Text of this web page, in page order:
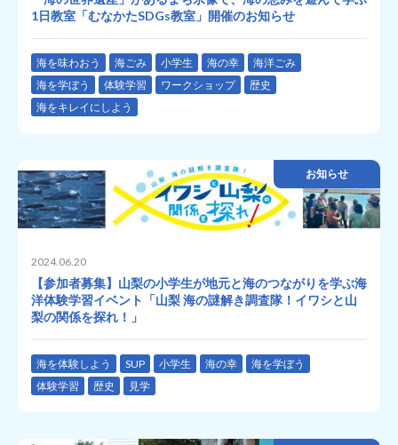
1日教室「むなかたSDGs教室」開催のお知らせ
海を味わおう 海ごみ 小学生 海の幸
海洋ごみ
海を学ぼう
体験学習 ワークショップ
歴史
海をキレイにしよう
お知らせ
2024.06.20
【参加者募集】山梨の小学生が地元と海のつながりを学ぶ海
洋体験学習イベント「山梨 海の謎解き調査隊！イワシと山
梨の関係を探れ！」
海を体験しよう SUP 小学生 海の幸
海を学ぼう
体験学習
歴史 見学